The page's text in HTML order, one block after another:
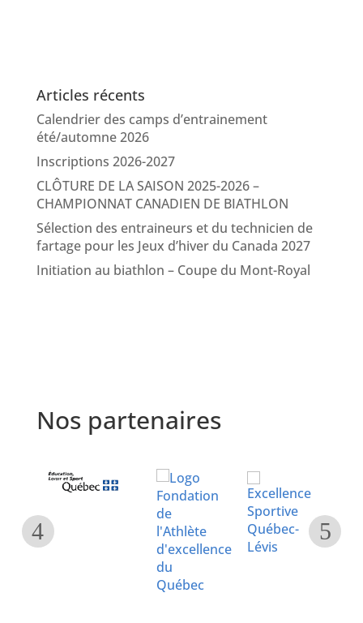
Articles récents
Calendrier des camps d’entrainement
été/automne 2026
Inscriptions 2026-2027
CLÔTURE DE LA SAISON 2025-2026 –
CHAMPIONNAT CANADIEN DE BIATHLON
Sélection des entraineurs et du technicien de
fartage pour les Jeux d’hiver du Canada 2027
Initiation au biathlon – Coupe du Mont-Royal
Nos partenaires